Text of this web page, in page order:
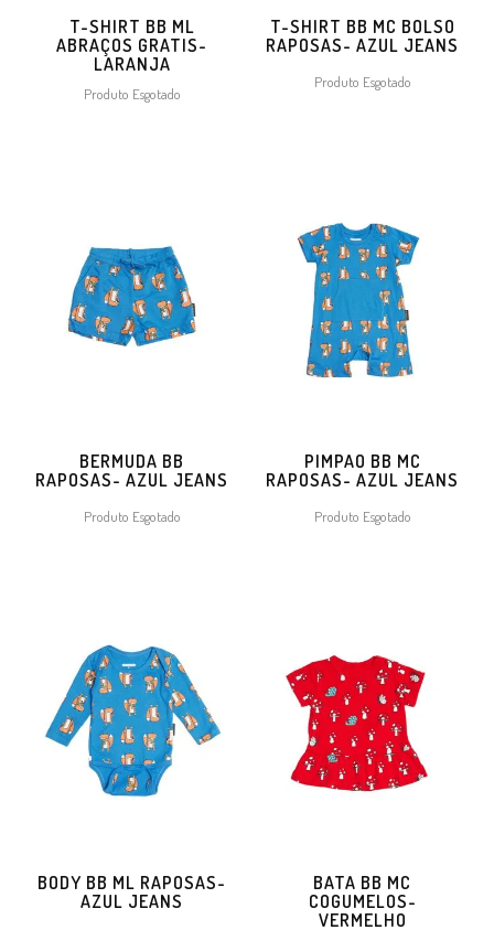
T-SHIRT BB ML
ABRAÇOS GRATIS-
LARANJA
Produto Esgotado
T-SHIRT BB MC BOLSO
RAPOSAS- AZUL JEANS
Produto Esgotado
BERMUDA BB
RAPOSAS- AZUL JEANS
Produto Esgotado
PIMPAO BB MC
RAPOSAS- AZUL JEANS
Produto Esgotado
BODY BB ML RAPOSAS-
AZUL JEANS
BATA BB MC
COGUMELOS-
VERMELHO